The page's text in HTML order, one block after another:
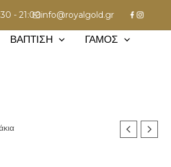
- 21:00info@royalgold.gr
ΒΆΠΤΙΣΗ
ΓΆΜΟΣ